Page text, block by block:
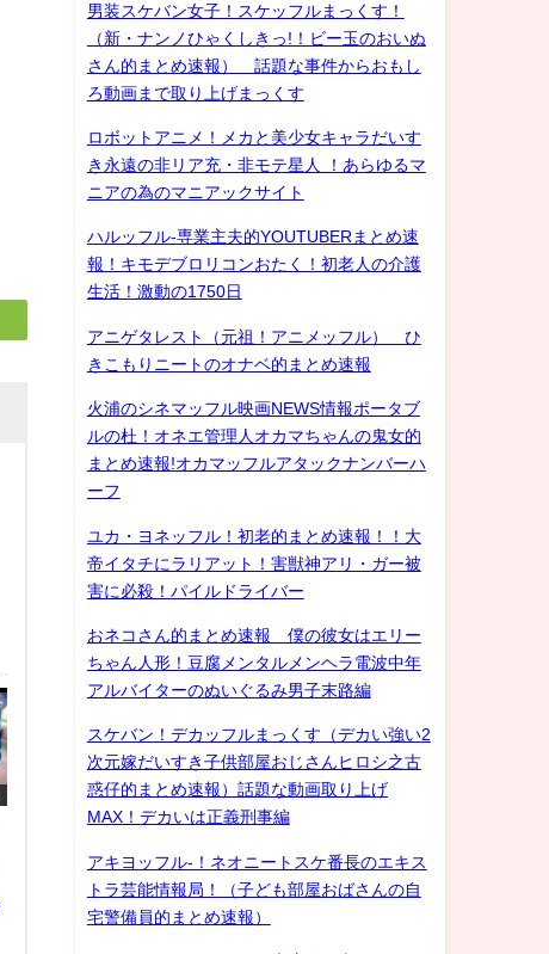
男装スケバン女子！スケッフルまっくす！
（新・ナンノひゃくしきっ!！ビー玉のおいぬ
さん的まとめ速報） 話題な事件からおもし
ろ動画まで取り上げまっくす
ロボットアニメ！メカと美少女キャラだいす
き永遠の非リア充・非モテ星人 ！あらゆるマ
ニアの為のマニアックサイト
ハルッフル-専業主夫的YOUTUBERまとめ速
報！キモデブロリコンおたく！初老人の介護
生活！激動の1750日
アニゲタレスト（元祖！アニメッフル） ひ
きこもりニートのオナベ的まとめ速報
火浦のシネマッフル映画NEWS情報ポータブ
ルの杜！オネエ管理人オカマちゃんの鬼女的
まとめ速報!オカマッフルアタックナンバーハ
ーフ
ユカ・ヨネッフル！初老的まとめ速報！！大
帝イタチにラリアット！害獣神アリ・ガー被
害に必殺！パイルドライバー
おネコさん的まとめ速報 僕の彼女はエリー
ちゃん人形！豆腐メンタルメンヘラ電波中年
アルバイターのぬいぐるみ男子末路編
スケバン！デカッフルまっくす（デカい強い2
次元嫁だいすき子供部屋おじさんヒロシ之古
惑仔的まとめ速報）話題な動画取り上げ
MAX！デカいは正義刑事編
アキヨッフル-！ネオニートスケ番長のエキス
トラ芸能情報局！（子ども部屋おばさんの自
宅警備員的まとめ速報）